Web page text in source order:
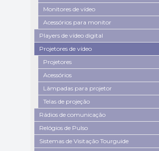
Monitores de vídeo
Acessórios para monitor
Players de vídeo digital
Projetores de vídeo
Projetores
Acessórios
Lâmpadas para projetor
Telas de projeção
Rádios de comunicação
Relógios de Pulso
Sistemas de Visitação Tourguide